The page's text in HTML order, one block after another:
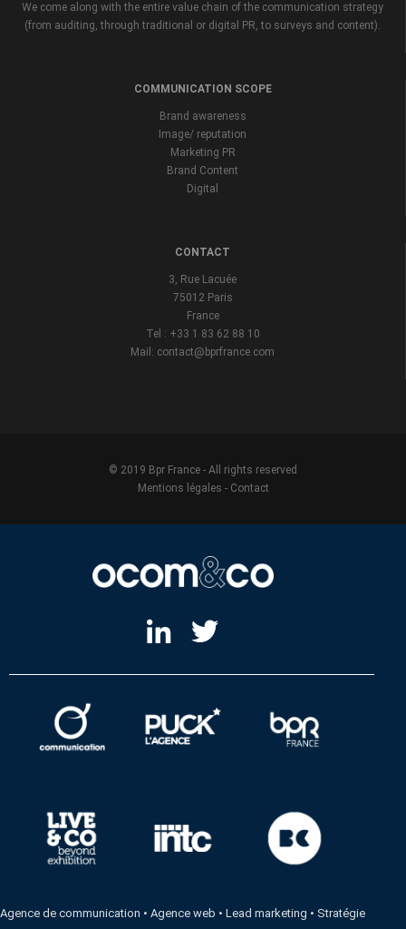
We come along with the entire value chain of the communication strategy
(from auditing, through traditional or digital PR, to surveys and content).
COMMUNICATION SCOPE
Brand awareness
Image/ reputation
Marketing PR
Brand Content
Digital
CONTACT
3, Rue Lacuée
75012 Paris
France
Tel : +33 1 83 62 88 10
Mail: contact@bprfrance.com
© 2019 Bpr France - All rights reserved
Mentions légales - Contact
Agence de communication •Agence web •Lead marketing • Stratégie